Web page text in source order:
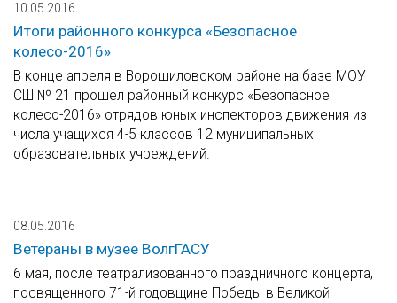
10.05.2016
Итоги районного конкурса «Безопасное
колесо-2016»
В конце апреля в Ворошиловском районе на базе МОУ
СШ № 21 прошел районный конкурс «Безопасное
колесо-2016» отрядов юных инспекторов движения из
числа учащихся 4-5 классов 12 муниципальных
образовательных учреждений.
08.05.2016
Ветераны в музее ВолгГАСУ
6 мая, после театрализованного праздничного концерта,
посвященного 71-й годовщине Победы в Великой